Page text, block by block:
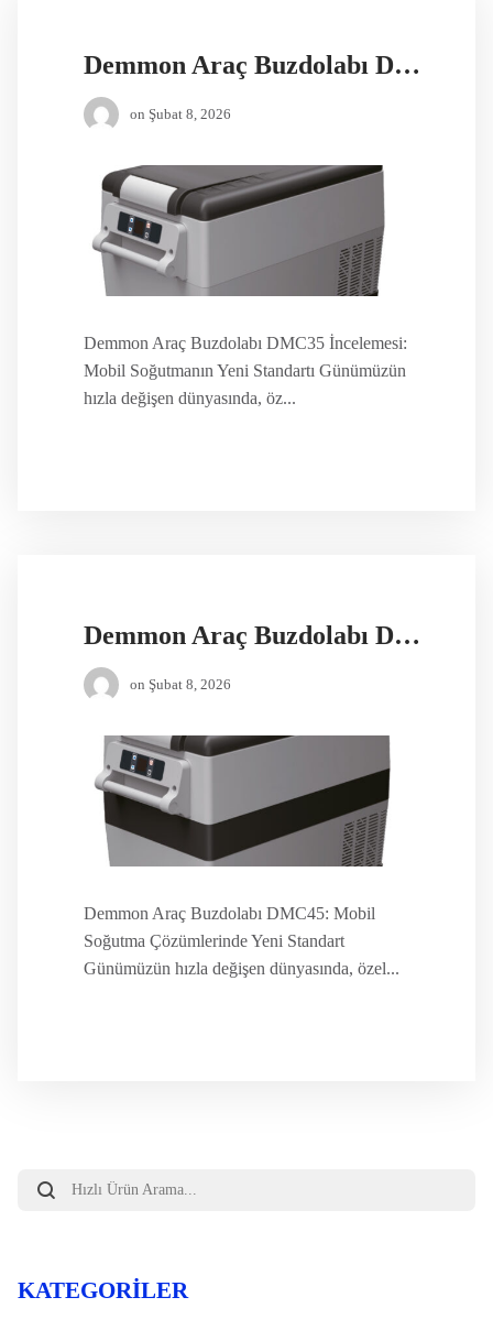
Demmon Araç Buzdolabı DMC35
on Şubat 8, 2026
Demmon Araç Buzdolabı DMC35 İncelemesi:
Mobil Soğutmanın Yeni Standartı Günümüzün
hızla değişen dünyasında, öz...
Demmon Araç Buzdolabı DMC45
on Şubat 8, 2026
Demmon Araç Buzdolabı DMC45: Mobil
Soğutma Çözümlerinde Yeni Standart
Günümüzün hızla değişen dünyasında, özel...
search
KATEGORILER